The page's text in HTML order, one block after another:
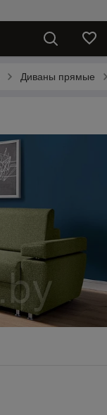
Диваны прямые